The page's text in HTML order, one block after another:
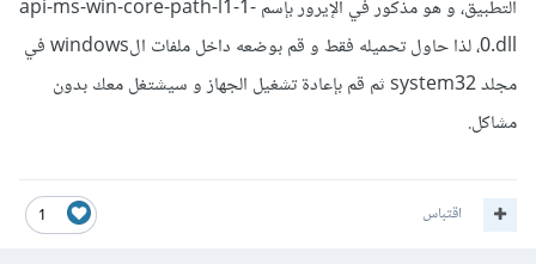
التطبيق، و هو مذكور في الإيرور بإسم api-ms-win-core-path-l1-1-
0.dll، لذا حاول تحميله فقط و قم بوضعه داخل ملفات الwindows في
مجلد system32 ثم قم بإعادة تشغيل الجهاز و سيشتغل معك بدون
مشاكل.
1 اقتباس